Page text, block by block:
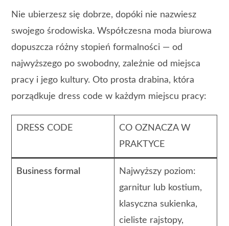
Nie ubierzesz się dobrze, dopóki nie nazwiesz
swojego środowiska. Współczesna moda biurowa
dopuszcza różny stopień formalności — od
najwyższego po swobodny, zależnie od miejsca
pracy i jego kultury. Oto prosta drabina, która
porządkuje dress code w każdym miejscu pracy:
DRESS CODE
CO OZNACZA W
PRAKTYCE
Business formal
Najwyższy poziom:
garnitur lub kostium,
klasyczna sukienka,
cieliste rajstopy,